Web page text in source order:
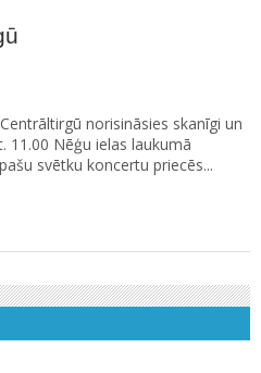
norisināsies skanīgi un
11.00 Nēģu ielas laukumā
svētku koncertu priecēs...